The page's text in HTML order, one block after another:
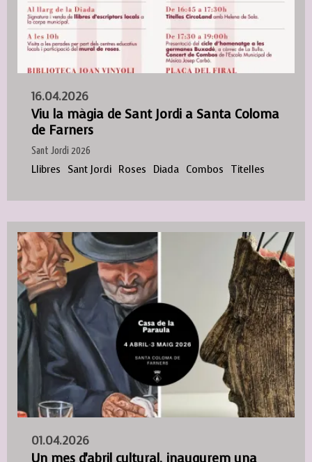
16.04.2026
Viu la màgia de Sant Jordi a Santa Coloma
de Farners
Sant Jordi 2026
Llibres Sant Jordi Roses Diada Combos Titelles
01.04.2026
Un mes d'abril cultural, inaugurem una